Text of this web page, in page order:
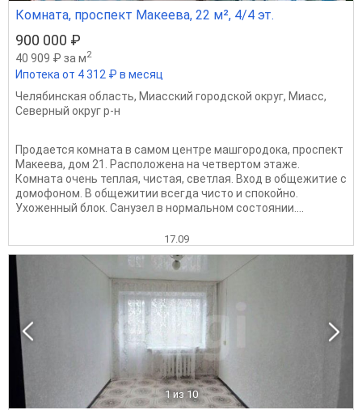
Комната, проспект Макеева, 22 м², 4/4 эт.
900 000 ₽
40 909 ₽ за м2
Ипотека от 4 312 ₽ в месяц
Челябинская область, Миасский городской округ, Миасс,
Северный округ р-н
Продается комната в самом центре машгородока, проспект
Макеева, дом 21. Расположена на четвертом этаже.
Комната очень теплая, чистая, светлая. Вход в общежитие с
домофоном. В общежитии всегда чисто и спокойно.
Ухоженный блок. Санузел в нормальном состоянии....
17.09
1 из 10